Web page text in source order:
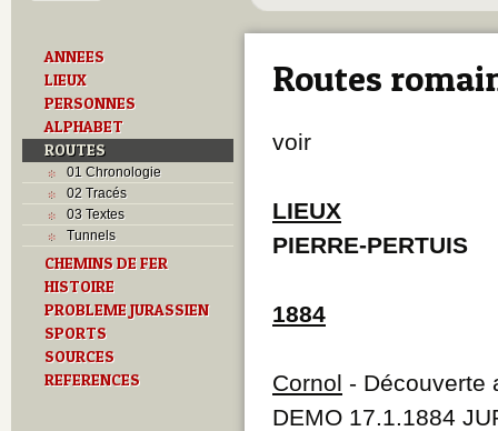
ANNEES
LIEUX
PERSONNES
ALPHABET
ROUTES
01 Chronologie
02 Tracés
03 Textes
Tunnels
CHEMINS DE FER
HISTOIRE
PROBLEME JURASSIEN
SPORTS
SOURCES
REFERENCES
Routes
voir
LIEUX
PIERRE-PERTUIS
1884
Cornol - Découverte
DEMO 17.1.1884